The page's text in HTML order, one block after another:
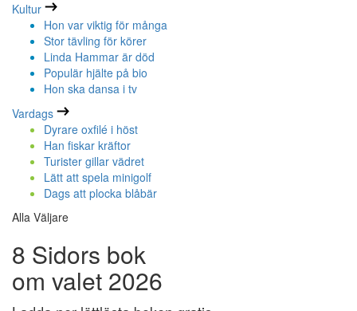
Kultur
Hon var viktig för många
Stor tävling för körer
Linda Hammar är död
Populär hjälte på bio
Hon ska dansa i tv
Vardags
Dyrare oxfilé i höst
Han fiskar kräftor
Turister gillar vädret
Lätt att spela minigolf
Dags att plocka blåbär
Alla Väljare
8 Sidors bok
om valet 2026